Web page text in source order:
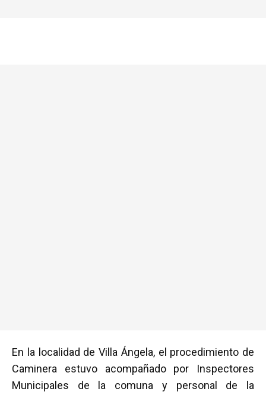
En la localidad de Villa Ángela, el procedimiento de
Caminera estuvo acompañado por Inspectores
Municipales de la comuna y personal de la